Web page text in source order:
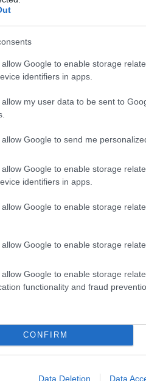
allow Google to enable storage
identifiers in apps.
allow my user data to be sent to
Google to send me
allow Google to enable storage
identifiers in apps.
allow Google to enable storage
Google to enable storage
Google to enable storage
functionality and fraud
CONFIRM
Data Deletion Data
képeket feltöltő felhasználótól